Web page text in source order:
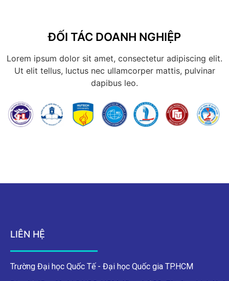
ĐỐI TÁC DOANH NGHIỆP
Lorem ipsum dolor sit amet, consectetur adipiscing elit.
Ut elit tellus, luctus nec ullamcorper mattis, pulvinar
dapibus leo.
LIÊN HỆ
Trường Đại học Quốc Tế - Đại học Quốc gia TP.HCM